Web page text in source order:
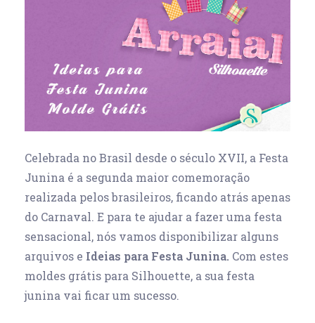
Celebrada no Brasil desde o século XVII, a Festa
Junina é a segunda maior comemoração
realizada pelos brasileiros, ficando atrás apenas
do Carnaval. E para te ajudar a fazer uma festa
sensacional, nós vamos disponibilizar alguns
arquivos e Ideias para Festa Junina. Com estes
moldes grátis para Silhouette, a sua festa
junina vai ficar um sucesso.